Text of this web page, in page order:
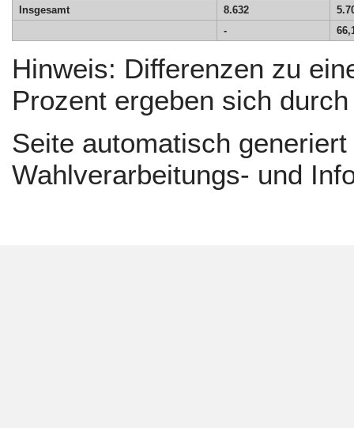
Insgesamt
8.632
-
Hinweis: Differenzen zu
Prozent ergeben sich
Seite automatisch
Wahlverarbeitungs- und